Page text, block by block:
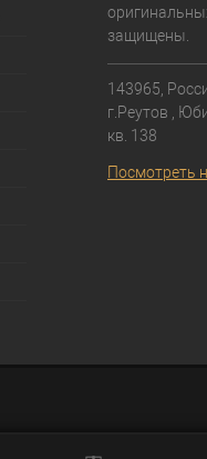
защищены.
143965,
г.Реутов ,
кв. 138⁠
Посмотреть